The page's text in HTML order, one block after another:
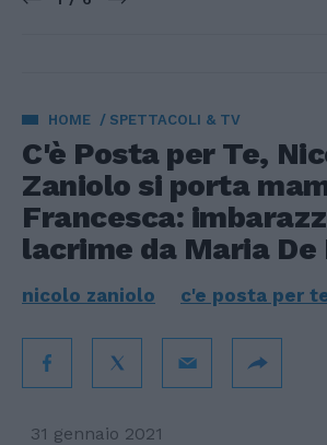
HOME SPETTACOLI & TV
C'è Posta per Te,
Zaniolo si porta
Francesca:
lacrime da Maria De
nicolo zaniolo c'e posta per
31 gennaio 2021